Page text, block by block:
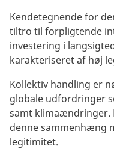
Kendetegnende for
tiltro til forpligtende
investering i
karakteriseret af høj
Kollektiv handling er
globale udfordringer
samt klimaændringer.
denne sammenhæng
legitimitet.